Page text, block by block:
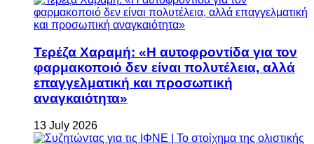
Τερέζα Χαραμή: «Η αυτοφροντίδα για τον
φαρμακοποιό δεν είναι πολυτέλεια, αλλά
επαγγελματική και προσωπική
αναγκαιότητα»
13 July 2026